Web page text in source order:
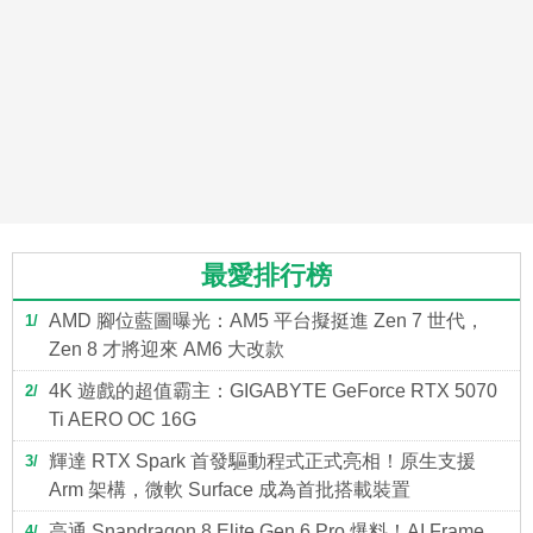
最愛排行榜
1
AMD 腳位藍圖曝光：AM5 平台擬挺進 Zen 7 世代，
Zen 8 才將迎來 AM6 大改款
2
4K 遊戲的超值霸主：GIGABYTE GeForce RTX 5070
Ti AERO OC 16G
3
輝達 RTX Spark 首發驅動程式正式亮相！原生支援
Arm 架構，微軟 Surface 成為首批搭載裝置